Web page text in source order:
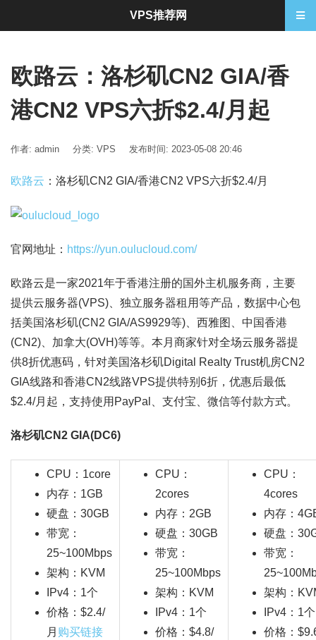
欧路云：洛杉矶CN2 GIA/香
港CN2 VPS六折$2.4/月起
作者: admin 分类: VPS 发布时间: 2023-05-08 20:46
欧路云 ：洛杉矶CN2 GIA/香港CN2 VPS六折$2.4/月
官网地址： https://yun.oulucloud.com/
欧路云是一家2021年于香港注册的国外主机服务商，主要
提供云服务器(VPS)、独立服务器租用等产品，数据中心包
括美国洛杉矶(CN2 GIA/AS9929等)、西雅图、中国香港
(CN2)、加拿大(OVH)等等。本月商家针对全场云服务器提
供8折优惠码，针对美国洛杉矶Digital Realty Trust机房CN2
GIA线路和香港CN2线路VPS提供特别6折，优惠后最低
$2.4/月起，支持使用PayPal、支付宝、微信等付款方式。
洛杉矶CN2 GIA(DC6)
CPU：1core
内存：1GB
硬盘：30GB
带宽：
25~100Mbps
架构：KVM
IPv4：1个
价格：$2.4/
月 购买链接
CPU：
2cores
内存：2GB
硬盘：30GB
带宽：
25~100Mbps
架构：KVM
IPv4：1个
价格：$4.8/
CPU：
4cores
内存：
硬盘：
带宽：
架构：
IPv4：1个
价格：
VPS推荐网